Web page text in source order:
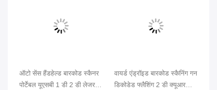
ऑटो सेंस हैंडहेल्ड बारकोड स्कैनर
पोर्टेबल यूएसबी 1 डी 2 डी लेजर
वायर्ड एंड्रॉइड बारकोड स्कैनिंग गन
डिकोडेड फ्लैशिंग 2 डी क्यूआर